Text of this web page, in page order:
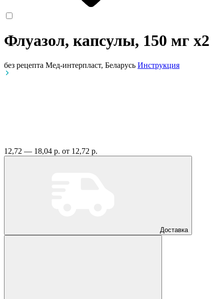
Флуазол, капсулы, 150 мг x2
без рецепта Мед-интерпласт, Беларусь Инструкция
12,72 — 18,04 р. от 12,72 р.
Доставка